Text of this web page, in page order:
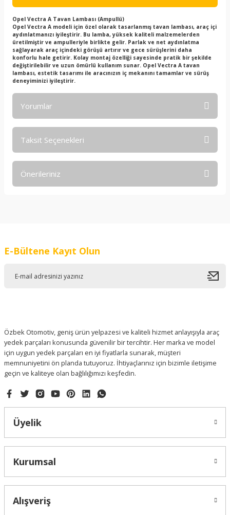
Opel Vectra A Tavan Lambası (Ampullü)
Opel Vectra A modeli için özel olarak tasarlanmış tavan lambası, araç içi
aydınlatmanızı iyileştirir. Bu lamba, yüksek kaliteli malzemelerden
üretilmiştir ve ampulleriyle birlikte gelir. Parlak ve net aydınlatma
sağlayarak araç içindeki görüşü artırır ve gece sürüşlerini daha
konforlu hale getirir. Kolay montaj özelliği sayesinde pratik bir şekilde
değiştirilebilir ve uzun ömürlü kullanım sunar. Opel Vectra A tavan
lambası, estetik tasarımı ile aracınızın iç mekanını tamamlar ve sürüş
deneyiminizi iyileştirir.
Yorumlar
Taksit Seçenekleri
Önerileriniz
Ürün resmi kalitesiz, bozuk veya görüntülenemiyor.
Gönder
E-Bültene Kayıt Olun
Özbek Otomotiv, geniş ürün yelpazesi ve kaliteli hizmet anlayışıyla araç
yedek parçaları konusunda güvenilir bir tercihtir. Her marka ve model
için uygun yedek parçaları en iyi fiyatlarla sunarak, müşteri
memnuniyetini ön planda tutuyoruz. İhtiyaçlarınız için bizimle iletişime
geçin ve kaliteye olan bağlılığımızı keşfedin.
Üyelik
Kurumsal
Alışveriş